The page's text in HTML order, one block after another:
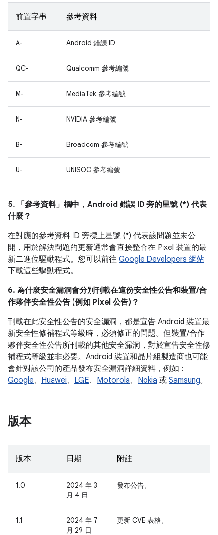
前置字串 參考資料
A- Android 錯誤 ID
QC- Qualcomm 參考編號
M- MediaTek 參考編號
N- NVIDIA 參考編號
B- Broadcom 參考編號
U- UNISOC 參考編號
5. 「參考資料」 欄中，Android 錯誤 ID 旁的星號 (*) 代表
什麼？
在對應的參考資料 ID 旁標上星號 (*) 代表該問題並未公
開，用於解決問題的更新通常會直接整合在 Pixel 裝置的最
新二進位驅動程式。您可以前往 Google Developers 網站
下載這些驅動程式。
6. 為什麼安全漏洞會分別刊載在這份安全性公告和裝置/合
作夥伴安全性公告 (例如 Pixel 公告)？
刊載在此安全性公告的安全漏洞，都是宣告 Android 裝置最
新安全性修補程式等級時，必須修正的問題。但裝置/合作
夥伴安全性公告所刊載的其他安全漏洞，對於宣告安全性修
補程式等級並非必要。Android 裝置和晶片組製造商也可能
會針對該公司的產品發布安全漏洞詳細資料，例如：
Google、 Huawei、 LGE、 Motorola、 Nokia 或 Samsung。
版本
版本 日期 附註
1.0
2024 年 3
月 4 日
發布公告。
1.1
2024 年 7
月 29 日
更新 CVE 表格。